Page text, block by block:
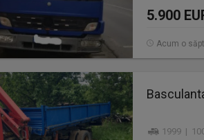
5.900
Acum o
1999 |